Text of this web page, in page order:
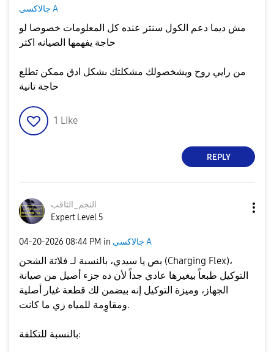
جالاكسى A
مش ديما دعم الكول سنتر عنده كل المعلومات خصوصا لو
حاجة يفهمها الصيانه اكتر
من رايي روح ويشخصولك مشكلتك بشكل ادق ممكن تطلع
حاجة تانية
1 Like
REPLY
النجم_الثاقب
Expert Level 5
‎04-20-2026 08:44 PM in جالاكسى A
بص يا سيدي، بالنسبة لـ فلاتة الشحن (Charging Flex)،
التوكيل طبعاً بيغيرها عادي جداً لأن ده جزء أصيل من صيانة
الجهاز، وميزة التوكيل إنه بيضمن لك قطعة غيار أصلية
ومقاوِمة للمياه زي ما كانت.
​بالنسبة للتكلفة: